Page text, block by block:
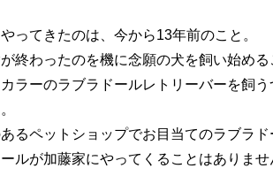
ってきたのは、今から13年前のこと。
終わったのを機に念願の犬を飼い始め
ラーのラブラドールレトリーバーを飼
るペットショップでお目当てのラブラ
ルが加藤家にやってくることはありませ